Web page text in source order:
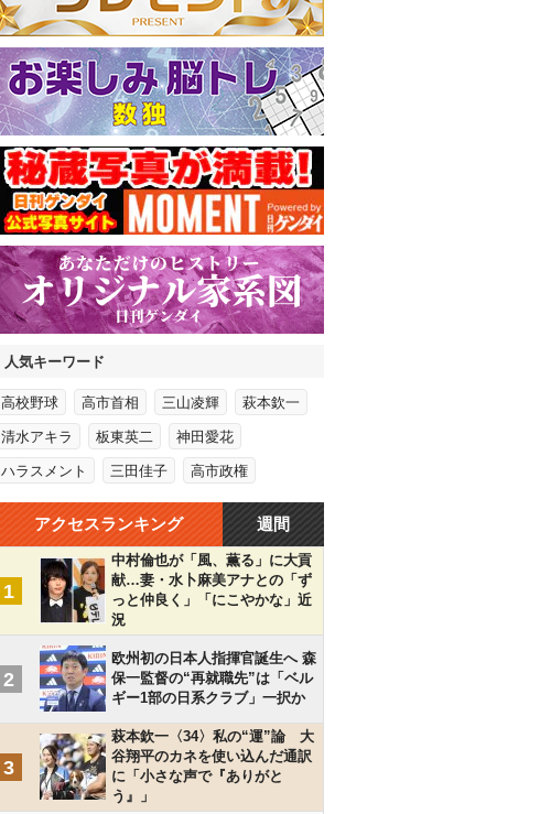
人気キーワード
高校野球 高市首相 三山凌輝 萩本欽一
清水アキラ 板東英二 神田愛花
ハラスメント 三田佳子 高市政権
アクセスランキング 週間
1
中村倫也が「風、薫る」に大貢
献…妻・水卜麻美アナとの「ず
っと仲良く」「にこやかな」近
況
2
欧州初の日本人指揮官誕生へ 森
保一監督の“再就職先”は「ベル
ギー1部の日系クラブ」一択か
3
萩本欽一〈34〉私の“運”論 大
谷翔平のカネを使い込んだ通訳
に「小さな声で『ありがと
う』」